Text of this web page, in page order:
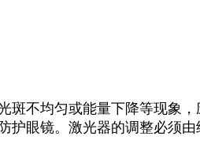
斑不均匀或能量下降等现象
眼镜。激光器的调整必须由